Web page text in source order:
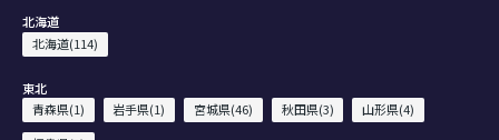
北海道
北海道(114)
東北
青森県(1)
岩手県(1) 宮城県(46) 秋田県(3)
山形県(4)